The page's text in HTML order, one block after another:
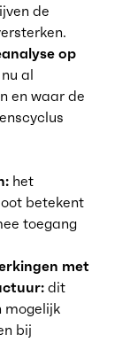
de
op
al
en waar de
het
betekent
toegang
met
dit
mogelijk
bij